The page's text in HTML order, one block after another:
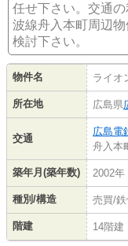
任せ下さい。交通
波線舟入本町周辺
検討下さい。
物件名 ライオ
所在地 広島県
交通
広島電
舟入本
築年月(築年数) 2002
種別/構造 売買/鉄
階建 14階建